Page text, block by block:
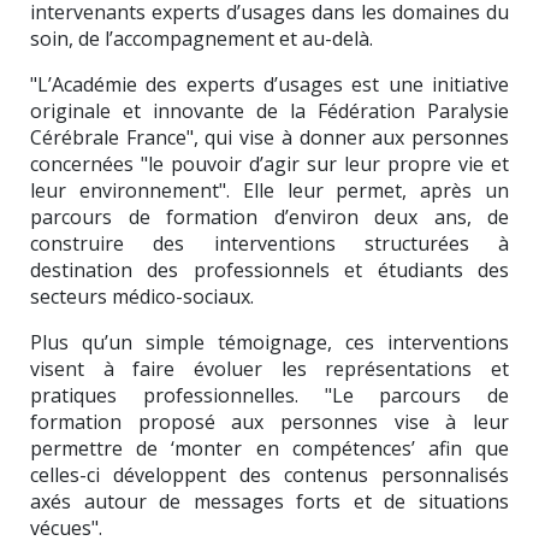
intervenants experts d’usages dans les domaines du
soin, de l’accompagnement et au-delà.
"L’Académie des experts d’usages est une initiative
originale et innovante de la Fédération Paralysie
Cérébrale France", qui vise à donner aux personnes
concernées "le pouvoir d’agir sur leur propre vie et
leur environnement". Elle leur permet, après un
parcours de formation d’environ deux ans, de
construire des interventions structurées à
destination des professionnels et étudiants des
secteurs médico-sociaux.
Plus qu’un simple témoignage, ces interventions
visent à faire évoluer les représentations et
pratiques professionnelles. "Le parcours de
formation proposé aux personnes vise à leur
permettre de ‘monter en compétences’ afin que
celles-ci développent des contenus personnalisés
axés autour de messages forts et de situations
vécues".